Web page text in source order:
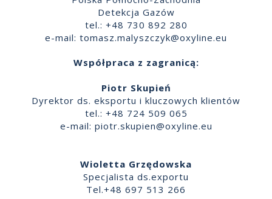
Detekcja Gazów
tel.: +48 730 892 280
e-mail: tomasz.malyszczyk@oxyline.eu
Współpraca z zagranicą:
Piotr Skupień
Dyrektor ds. eksportu i kluczowych klientów
tel.: +48 724 509 065
e-mail: piotr.skupien@oxyline.eu
Wioletta Grzędowska
Specjalista ds.exportu
Tel.+48 697 513 266